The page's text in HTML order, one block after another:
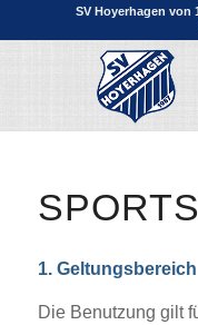
SV Hoyerhagen von
1. Geltungsbereich
Die Benutzung gilt